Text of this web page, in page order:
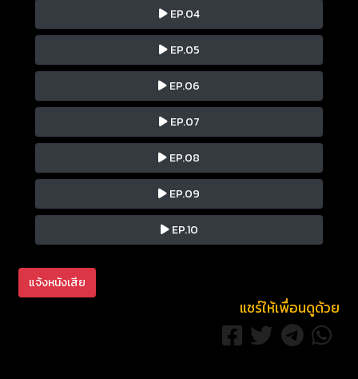
EP.04
EP.05
EP.06
EP.07
EP.08
EP.09
EP.10
แจ้งหนังเสีย
แชร์ให้เพื่อนดูด้วย